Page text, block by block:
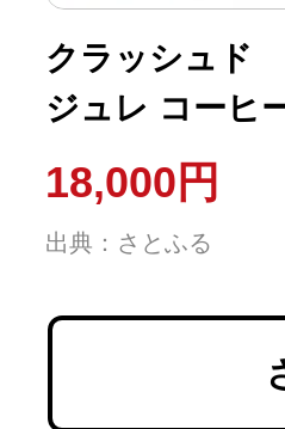
クラッシュド
ジュレ コーヒ
自家焙煎 煎り立
1,000ml×4本セ
18,000円
出典：さとふる